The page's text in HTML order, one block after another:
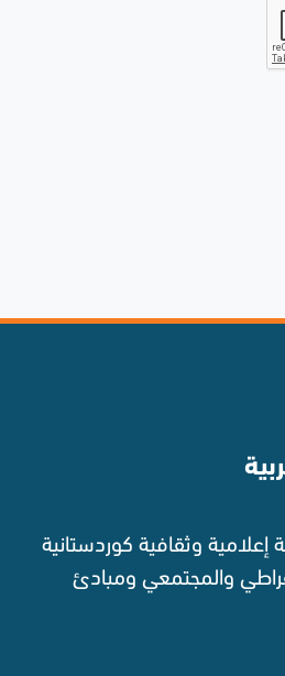
وثقافية كوردستانية
والمجتمعي ومبادئ